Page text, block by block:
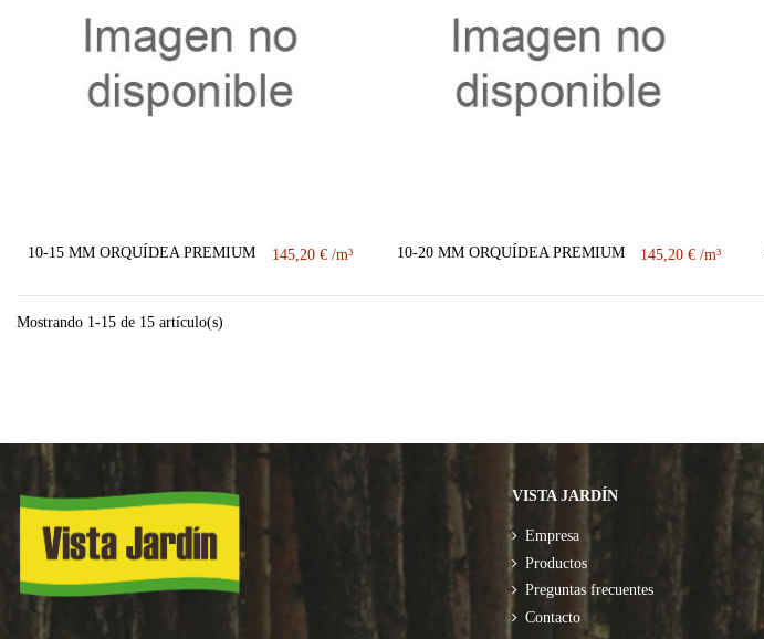
10-15 MM ORQUÍDEA PREMIUM 145,20 € 10-20 MM ORQUÍDEA PREMIUM 145,20 €
Mostrando 1-15 de 15 artículo(s)
VISTA JARDÍN
Empresa
Productos
Preguntas frecuentes
Contacto